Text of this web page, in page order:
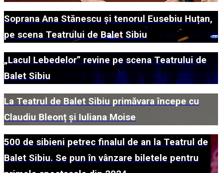
Soprana Ana Stănescu și tenorul Eusebiu Huțan,
pe scena Teatrului de Balet Sibiu
„Lacul Lebedelor” revine pe scena Teatrului de
Balet Sibiu
La Teatrul de Balet Sibiu primăvara începe cu
Claudiu Bleonț și Iuliana Moise
500 de sibieni petrec finalul de an la Teatrul de
Balet Sibiu. Se pun în vânzare biletele pentru